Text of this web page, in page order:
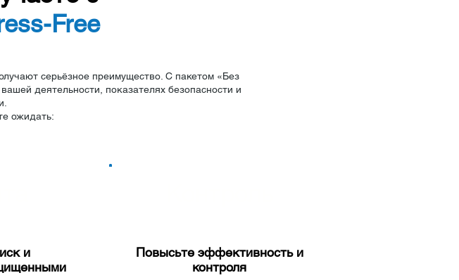
Free
серьёзное преимущество. С пакетом «Без
деятельности, показателях безопасности и
ожидать:
и
Повысьте эффективность и
контроля